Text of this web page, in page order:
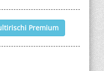
Premium